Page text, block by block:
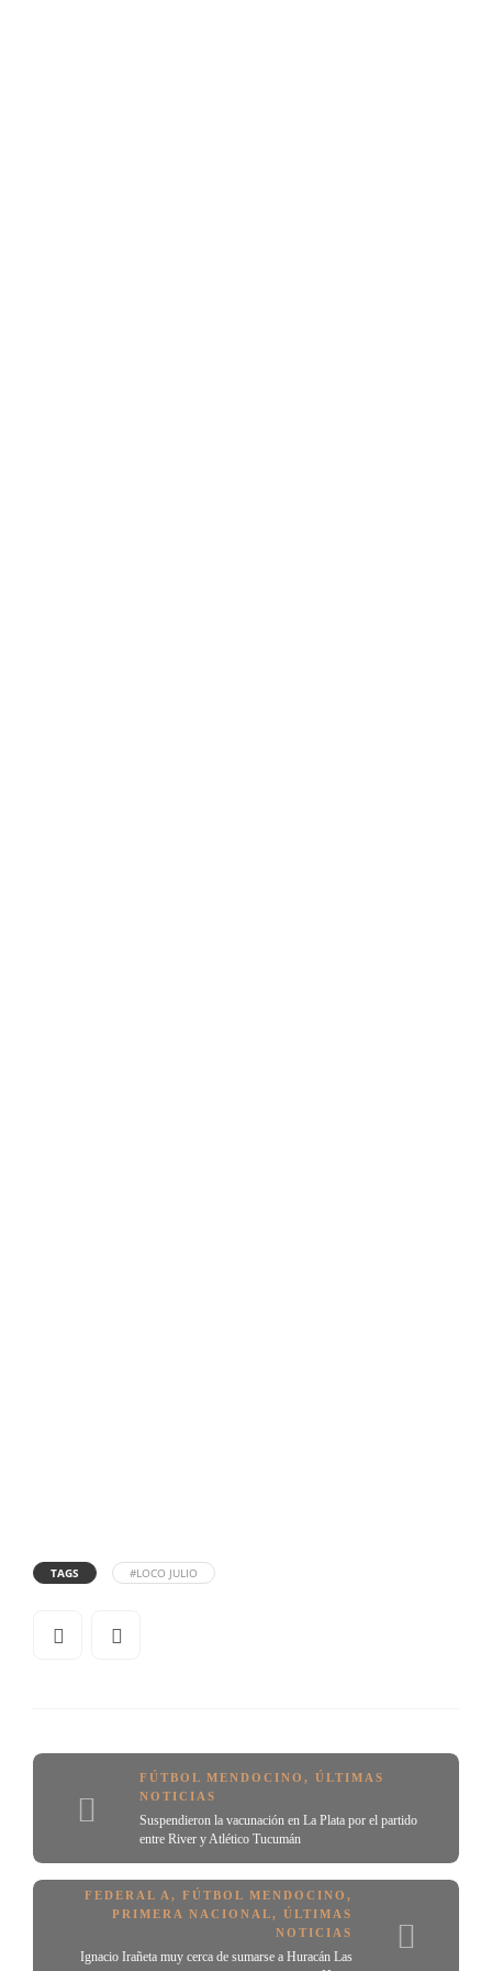
TAGS #LOCO JULIO
FÚTBOL MENDOCINO , ÚLTIMAS
NOTICIAS
Suspendieron la vacunación en La Plata por el partido
entre River y Atlético Tucumán
FEDERAL A , FÚTBOL MENDOCINO ,
PRIMERA NACIONAL, ÚLTIMAS
NOTICIAS
Ignacio Irañeta muy cerca de sumarse a Huracán Las